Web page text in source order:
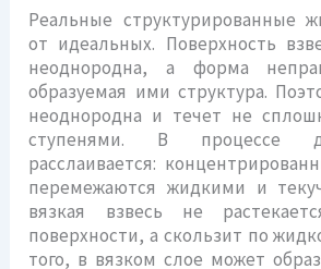
Реальные структурированные
от идеальных. Поверхность
неоднородна, а форма
образуемая ими структура.
неоднородна и течет не
ступенями. В процессе
расслаивается:
перемежаются жидкими и
вязкая взвесь не
поверхности, а скользит по
того, в вязком слое может